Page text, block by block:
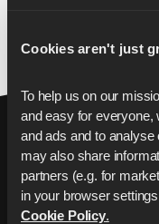
Cookies aren't just
To help us on our
and easy for everyone,
and ads and to
may also share
partners (e.g. for
Cookie Policy.